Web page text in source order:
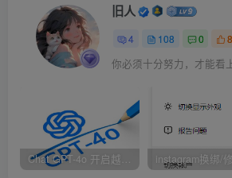
还有很多没道理的，只要有钱那就有它
钱吧，要看说这句话的人是谁！
你能说他们说的这些“有道理的东西”，
定！
这些东西，它可能是对的，也可能是错
旧人
4 108 0
你必须十分努力，才能看